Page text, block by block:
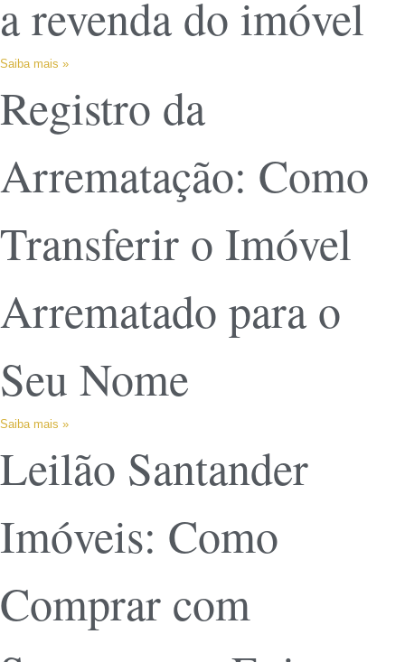
a revenda do imóvel
Saiba mais »
Registro da
Arrematação: Como
Transferir o Imóvel
Arrematado para o
Seu Nome
Saiba mais »
Leilão Santander
Imóveis: Como
Comprar com